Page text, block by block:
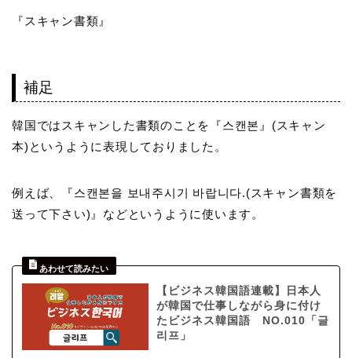
『スキャン書類』
補足
韓国ではスキャンした書類のことを『스캔본』(スキャン
本)というように表現しておりました。
例えば、『스캔본을 보내주시기 바랍니다.(スキャン書類を
送って下さい)』などというように使います。
【ビジネス韓国語連載】日本人
が韓国で仕事しながら身に付け
たビジネス韓国語 NO.010「글
리프」